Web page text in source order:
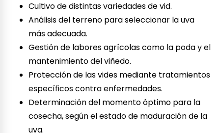
Cultivo de distintas variedades de vid.
Análisis del terreno para seleccionar la uva
más adecuada.
Gestión de labores agrícolas como la poda y el
mantenimiento del viñedo.
Protección de las vides mediante tratamientos
específicos contra enfermedades.
Determinación del momento óptimo para la
cosecha, según el estado de maduración de la
uva.